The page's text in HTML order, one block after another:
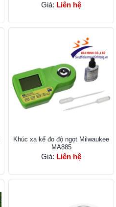
Giá: Liên hệ
Khúc xạ kế đo độ ngọt Milwaukee
MA885
Giá: Liên hệ